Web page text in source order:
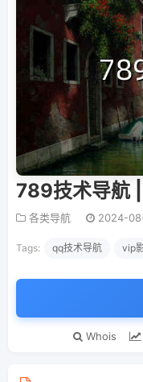
789技术导航
各类导航 2024-
Tags: qq技术导航 vip
Whois